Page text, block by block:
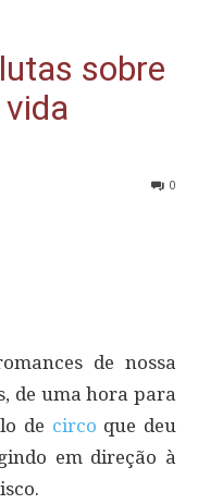
sobre
0
de nossa
de uma hora para
de circo que deu
em direção à